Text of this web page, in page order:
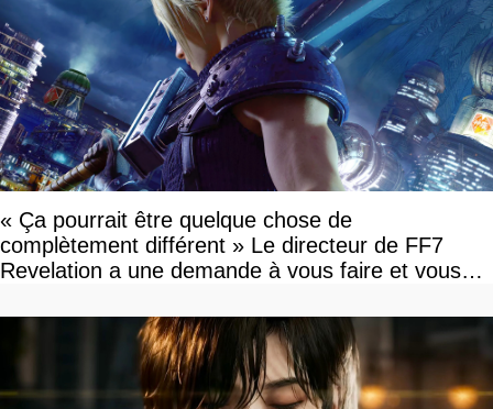
« Ça pourrait être quelque chose de
complètement différent » Le directeur de FF7
Revelation a une demande à vous faire et vous